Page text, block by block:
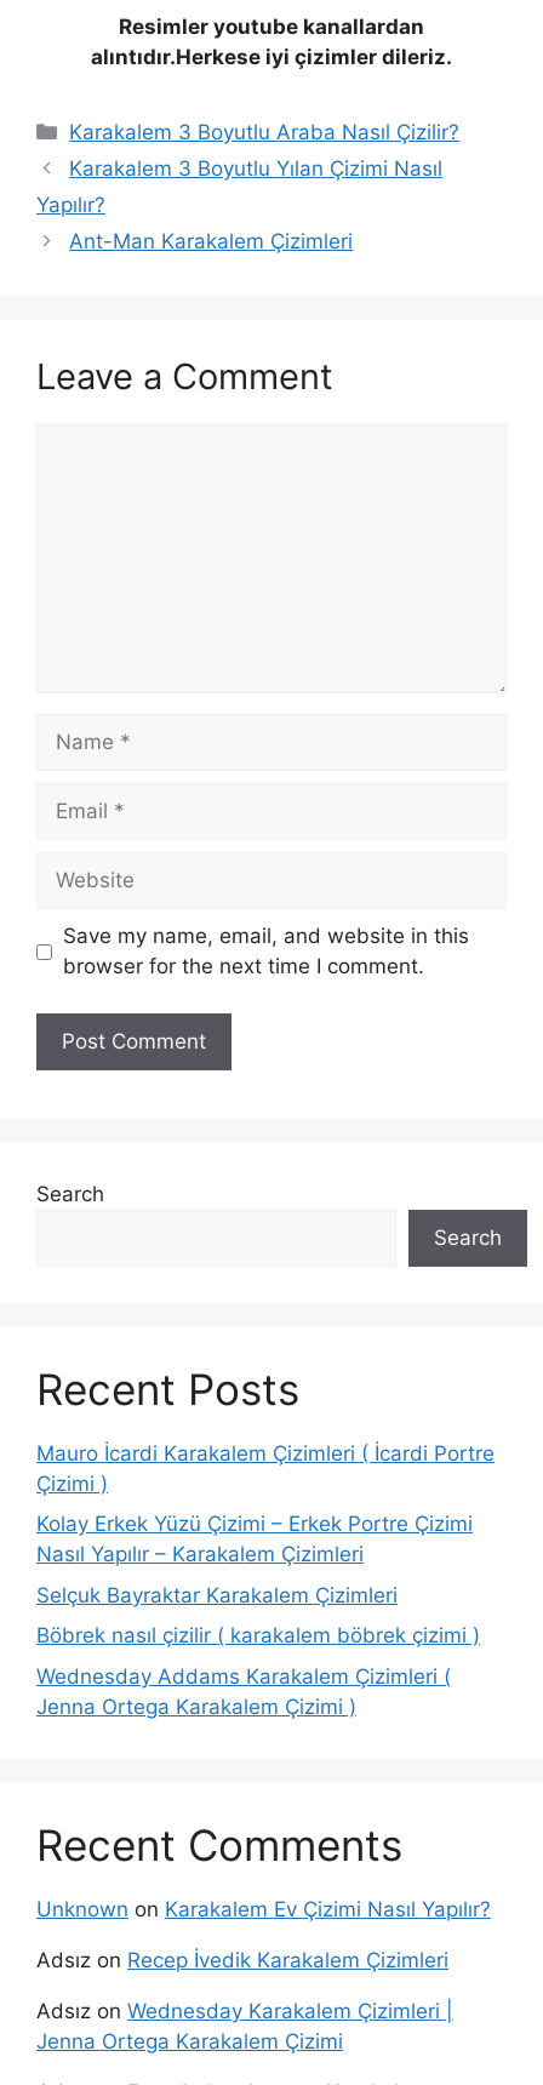
Resimler youtube kanallardan
alıntıdır.Herkese iyi çizimler dileriz.
Categories
Karakalem 3 Boyutlu Araba Nasıl Çizilir?
Karakalem 3 Boyutlu Yılan Çizimi Nasıl
Yapılır?
Ant-Man Karakalem Çizimleri
Leave a Comment
Name
Email
Website
Save my name, email, and website in this
browser for the next time I comment.
Search
Search
Recent Posts
Mauro İcardi Karakalem Çizimleri ( İcardi Portre
Çizimi )
Kolay Erkek Yüzü Çizimi – Erkek Portre Çizimi
Nasıl Yapılır – Karakalem Çizimleri
Selçuk Bayraktar Karakalem Çizimleri
Böbrek nasıl çizilir ( karakalem böbrek çizimi )
Wednesday Addams Karakalem Çizimleri (
Jenna Ortega Karakalem Çizimi )
Recent Comments
Unknown on Karakalem Ev Çizimi Nasıl Yapılır?
Adsız on Recep İvedik Karakalem Çizimleri
Adsız on Wednesday Karakalem Çizimleri |
Jenna Ortega Karakalem Çizimi